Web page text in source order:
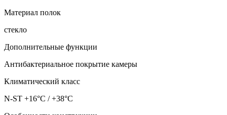
Материал полок
стекло
Дополнительные функции
Антибактериальное покрытие камеры
Климатический класс
N-ST +16°C / +38°C